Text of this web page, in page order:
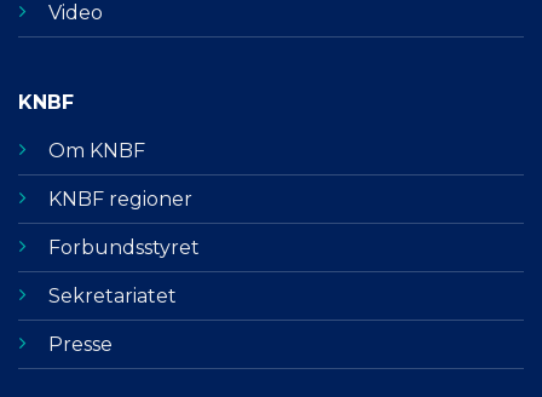
Video
KNBF
Om KNBF
KNBF regioner
Forbundsstyret
Sekretariatet
Presse